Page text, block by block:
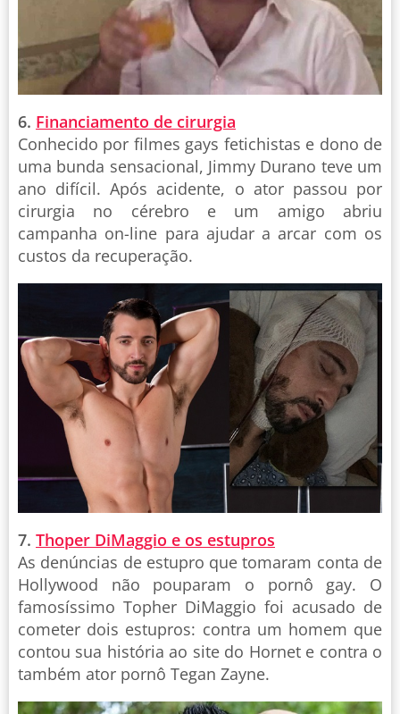
6. Financiamento de cirurgia
Conhecido por filmes gays fetichistas e dono de
uma bunda sensacional, Jimmy Durano teve um
ano difícil. Após acidente, o ator passou por
cirurgia no cérebro e um amigo abriu
campanha on-line para ajudar a arcar com os
custos da recuperação.
7. Thoper DiMaggio e os estupros
As denúncias de estupro que tomaram conta de
Hollywood não pouparam o pornô gay. O
famosíssimo Topher DiMaggio foi acusado de
cometer dois estupros: contra um homem que
contou sua história ao site do Hornet e contra o
também ator pornô Tegan Zayne.